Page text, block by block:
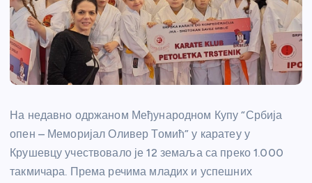
На недавно одржаном Међународном Купу “Србија
опен – Меморијал Оливер Томић” у каратеу у
Крушевцу учествовало је 12 земаља са преко 1.000
такмичара. Према речима младих и успешних